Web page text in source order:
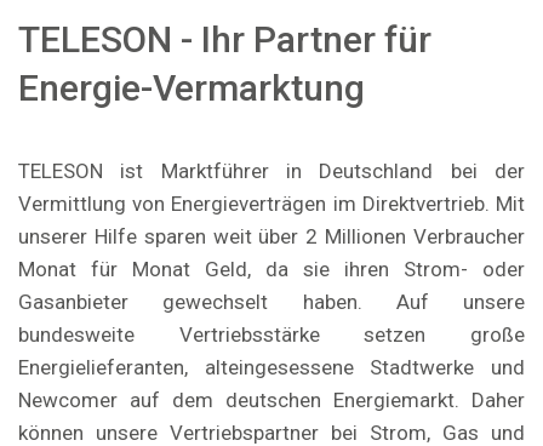
TELESON - Ihr Partner für
Energie-Vermarktung
TELESON ist Marktführer in Deutschland bei der
Vermittlung von Energieverträgen im Direktvertrieb. Mit
unserer Hilfe sparen weit über 2 Millionen Verbraucher
Monat für Monat Geld, da sie ihren Strom- oder
Gasanbieter gewechselt haben. Auf unsere
bundesweite Vertriebsstärke setzen große
Energielieferanten, alteingesessene Stadtwerke und
Newcomer auf dem deutschen Energiemarkt. Daher
können unsere Vertriebspartner bei Strom, Gas und